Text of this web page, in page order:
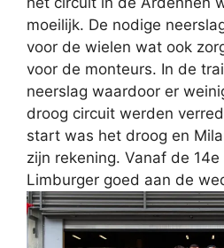
moeilijk. De nodige
voor de wielen wat ook
voor de monteurs. In de
neerslag waardoor er
droog circuit werden
start was het droog en
zijn rekening. Vanaf de
Limburger goed aan de